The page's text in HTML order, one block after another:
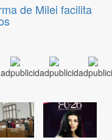
de Milei facilita